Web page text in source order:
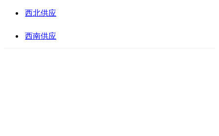
西北供应
西南供应